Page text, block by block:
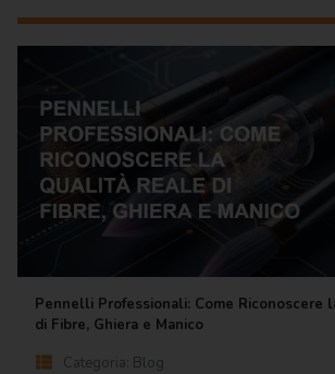
Pennelli Professionali: Come Riconoscere
di Fibre, Ghiera e Manico
Categoria: Blog